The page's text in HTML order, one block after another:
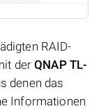
RAID-
derQNAP TL-
denen das
Informationen